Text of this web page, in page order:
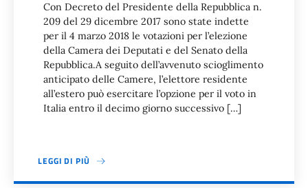
Con Decreto del Presidente della Repubblica n.
209 del 29 dicembre 2017 sono state indette
per il 4 marzo 2018 le votazioni per l’elezione
della Camera dei Deputati e del Senato della
Repubblica.A seguito dell’avvenuto scioglimento
anticipato delle Camere, l’elettore residente
all’estero può esercitare l’opzione per il voto in
Italia entro il decimo giorno successivo […]
LEGGI DI PIÙ